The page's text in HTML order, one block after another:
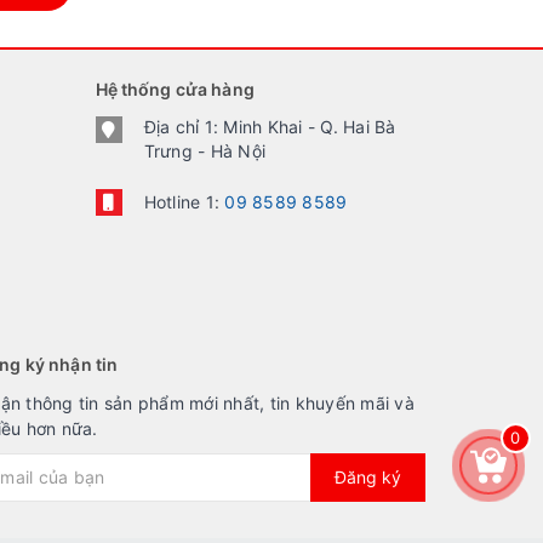
Hệ thống cửa hàng
Địa chỉ 1: Minh Khai - Q. Hai Bà
Trưng - Hà Nội
Hotline 1:09 8589 8589
ký nhận tin
thông tin sản phẩm mới nhất, tin khuyến mãi và
hơn nữa.
Đăng ký
0